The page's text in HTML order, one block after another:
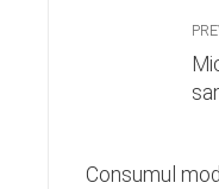
Consumul